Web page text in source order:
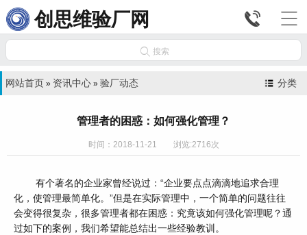
创思维验厂网 

 搜索
分类
网站首页 » 资讯中心 » 验厂动态
管理者的困惑：如何强化管理？
时间：2018-11-21 浏览:2716次
有个著名的企业家曾经说过：“企业要点点滴滴地追求合理
化，使管理最简单化。”但是在实际管理中，一个简单的问题往往
会变得很复杂，很多管理者都在困惑：究竟该如何强化管理呢？通
过如下的案例，我们希望能总结出一些经验教训。